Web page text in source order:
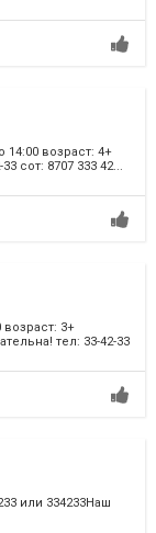
возраст: 4+
сот: 8707 333 42...
3+
тел: 33-42-33
или 334233Наш